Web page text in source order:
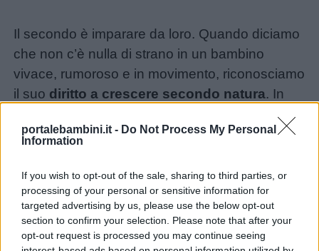
portalebambini.it - Do Not Process My Personal
Information
If you wish to opt-out of the sale, sharing to third parties, or
processing of your personal or sensitive information for
targeted advertising by us, please use the below opt-out
section to confirm your selection. Please note that after your
opt-out request is processed you may continue seeing
Link
utili
Chi
Contatti
Il secondo è imparare da loro. Quando diciamo
che non c’è nulla di strano in un bambino
vivace, rumoroso e in movimento, riconosciamo
il suo diritto a crescere secondo natura. In
cambio, quel bambino ci insegna una grande
lezione: la vita è movimento.
propria forza vitale, smette di crescere.
Rimaniamo bambini: non smettiamo di
muoverci. Renderemo la vita in famiglia più
tollerabile, ma soprattutto torneremo a